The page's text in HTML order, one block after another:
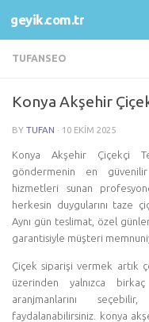
Skip to content
geyik.com.tr
TUFANSEO
Konya Akşehir
BY TUFAN · 10 EKIM 2025
Konya Akşehir Çiçekçi
göndermenin en
hizmetleri sunan
herkesin duygularını taze
Aynı gün teslimat, özel
garantisiyle müşteri
Çiçek siparişi vermek artık
üzerinden yalnızca
aranjmanlarını
faydalanabilirsiniz. konya